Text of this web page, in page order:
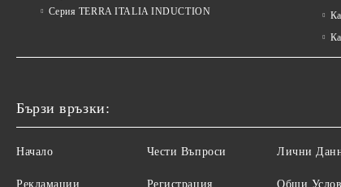
Серия TERRA ITALIA INDUCTION
Бързи връзки:
Начало
Рекламации
Чести Въпроси
Регистрация
Лични
Общи